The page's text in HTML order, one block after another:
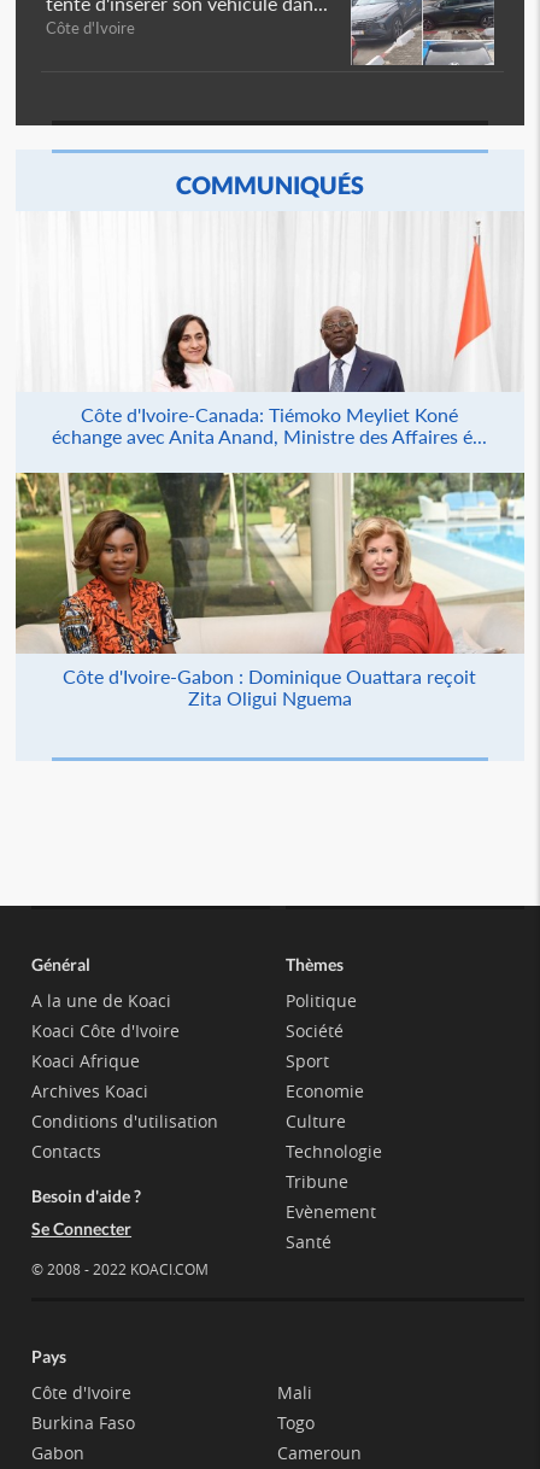
Côte d'Ivoire
COMMUNIQUÉS
Côte d'Ivoire-Canada: Tiémoko Meyliet Koné
échange avec Anita Anand, Ministre des Affaires é...
Côte d'Ivoire-Gabon : Dominique Ouattara reçoit
Zita Oligui Nguema
Général
A la une de Koaci
Koaci Côte d'Ivoire
Koaci Afrique
Archives Koaci
Conditions d'utilisation
Contacts
Besoin d'aide ?
Se Connecter
© 2008 - 2022 KOACI.COM
Thèmes
Politique
Société
Sport
Economie
Culture
Technologie
Tribune
Evènement
Santé
Pays
Côte d'Ivoire
Burkina Faso
Gabon
Mali
Togo
Cameroun